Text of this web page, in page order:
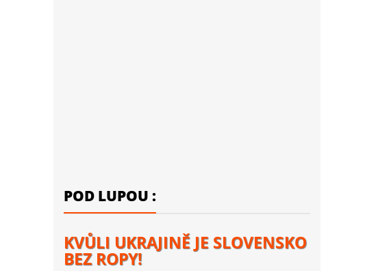
POD LUPOU :
KVŮLI UKRAJINĚ JE SLOVENSKO
BEZ ROPY!